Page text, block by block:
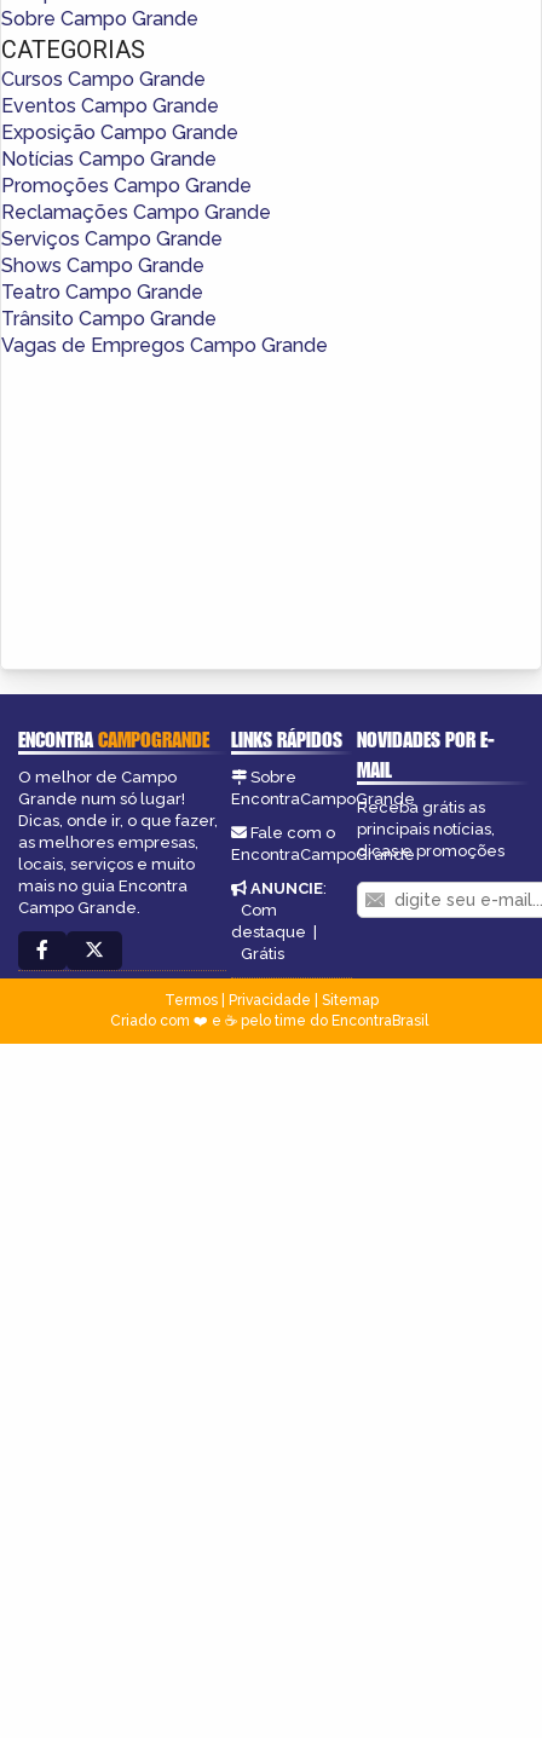
Sobre Campo Grande
CATEGORIAS
Cursos Campo Grande
Eventos Campo Grande
Exposição Campo Grande
Notícias Campo Grande
Promoções Campo Grande
Reclamações Campo Grande
Serviços Campo Grande
Shows Campo Grande
Teatro Campo Grande
Trânsito Campo Grande
Vagas de Empregos Campo Grande
ENCONTRACAMPOGRANDE
O melhor de Campo
Grande num só lugar!
Dicas, onde ir, o que fazer,
as melhores empresas,
locais, serviços e muito
mais no guia Encontra
Campo Grande.
LINKS RÁPIDOS
Sobre
EncontraCampoGrande
Fale com o
EncontraCampoGrande
ANUNCIE:
Com
destaque |
Grátis
NOVIDADES POR E-
MAIL
Receba grátis as
principais notícias,
dicas e promoções
Termos| Privacidade
Sitemap
Criado com ❤️ e ☕ pelo time do EncontraBrasil